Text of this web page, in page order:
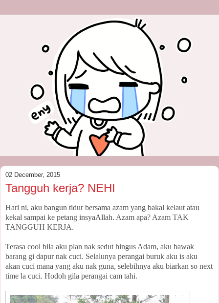
02 December, 2015
Tangguh kerja? NEHI
Hari ni, aku bangun tidur bersama azam yang bakal kelaut atau
kekal sampai ke petang insyaAllah. Azam apa? Azam TAK
TANGGUH KERJA.
Terasa cool bila aku plan nak sedut hingus Adam, aku bawak
barang gi dapur nak cuci. Selalunya perangai buruk aku is aku
akan cuci mana yang aku nak guna, selebihnya aku biarkan so next
time la cuci. Hodoh gila perangai cam tahi.